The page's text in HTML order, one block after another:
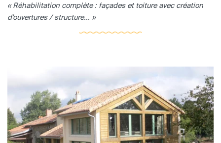
« Réhabilitation complète : façades et toiture avec création
d'ouvertures / structure... »